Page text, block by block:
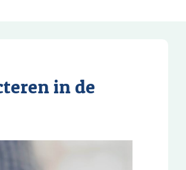
in de